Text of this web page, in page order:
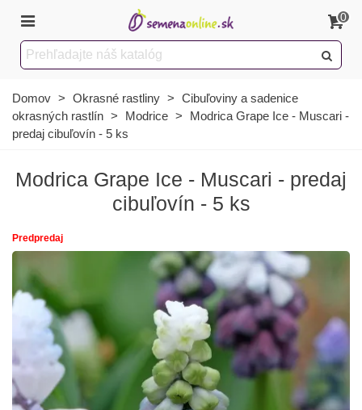
0
Domov > Okrasné rastliny > Cibuľoviny a sadenice
okrasných rastlín > Modrice >
Modrica Grape Ice - Muscari -
predaj cibuľovín - 5 ks
Modrica Grape Ice - Muscari - predaj
cibuľovín - 5 ks
Predpredaj